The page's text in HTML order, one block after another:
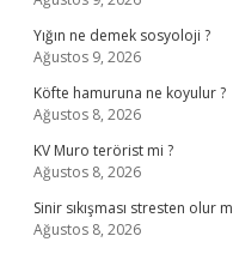
Yığın ne demek sosyoloji ?
Ağustos 9, 2026
Köfte hamuruna ne koyulur ?
Ağustos 8, 2026
KV Muro terörist mi ?
Ağustos 8, 2026
Sinir sıkışması stresten olur
Ağustos 8, 2026